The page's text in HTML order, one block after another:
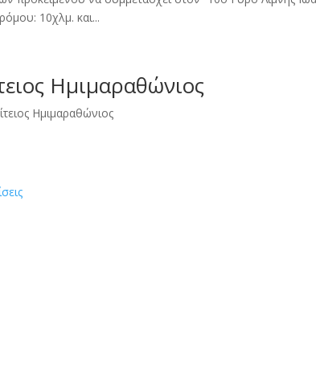
10χλμ. και...
Ημιμαραθώνιος
Ημιμαραθώνιος